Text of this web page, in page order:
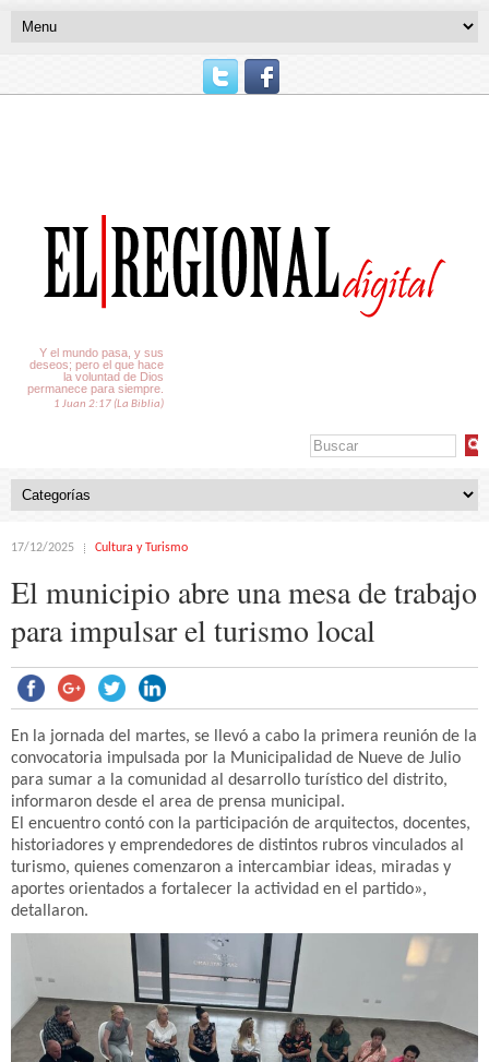
Y el mundo pasa, y sus
deseos; pero el que hace
la voluntad de Dios
permanece para siempre.
1 Juan 2:17 (La Biblia)
17/12/2025 Cultura y Turismo
El municipio abre una mesa de trabajo
para impulsar el turismo local
En la jornada del martes, se llevó a cabo la primera reunión de la
convocatoria impulsada por la Municipalidad de Nueve de Julio
para sumar a la comunidad al desarrollo turístico del distrito,
informaron desde el area de prensa municipal.
El encuentro contó con la participación de arquitectos, docentes,
historiadores y emprendedores de distintos rubros vinculados al
turismo, quienes comenzaron a intercambiar ideas, miradas y
aportes orientados a fortalecer la actividad en el partido»,
detallaron.